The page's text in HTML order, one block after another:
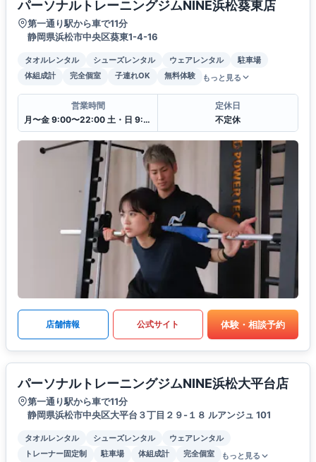
パーソナルトレーニングジムNINE浜松葵東店
第一通り駅から車で11分
静岡県浜松市中央区葵東1-4-16
タオルレンタル シューズレンタル ウェアレンタル
駐車場
体組成計
完全個室 子連れOK 無料体験 もっと見る
営業時間
月〜金 9:00〜22:00 土・日 9:00〜18:00
定休日
不定休
店舗情報 公式サイト 体験・相談予約
パーソナルトレーニングジムNINE浜松大平台店
第一通り駅から車で11分
静岡県浜松市中央区大平台３丁目２９-１８ ルアンジュ 101
タオルレンタル シューズレンタル
ウェアレンタル
トレーナー固定制
駐車場 体組成計 完全個室 もっと見る